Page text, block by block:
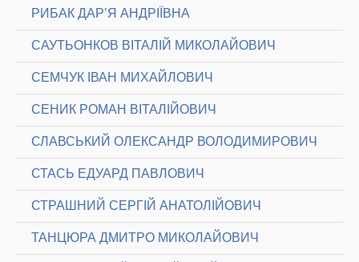
РИБАК ДАР’Я АНДРІЇВНА
САУТЬОНКОВ ВІТАЛІЙ МИКОЛАЙОВИЧ
СЕМЧУК ІВАН МИХАЙЛОВИЧ
СЕНИК РОМАН ВІТАЛІЙОВИЧ
СЛАВСЬКИЙ ОЛЕКСАНДР ВОЛОДИМИРОВИЧ
СТАСЬ ЕДУАРД ПАВЛОВИЧ
СТРАШНИЙ СЕРГІЙ АНАТОЛІЙОВИЧ
ТАНЦЮРА ДМИТРО МИКОЛАЙОВИЧ